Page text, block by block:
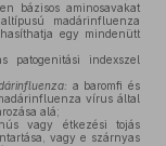
bázisos aminosavakat
madárinfluenza
egy mindenütt
patogenitási indexszel
a baromfi és
vírus által
alá;
vagy étkezési tojás
vagy e szárnyas